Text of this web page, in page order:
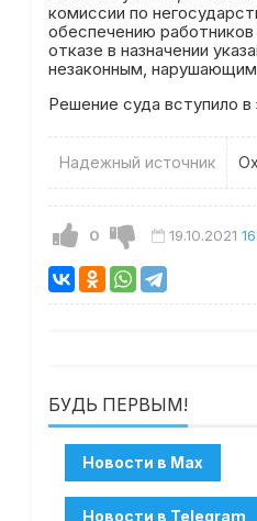
комиссии по
обеспечению
отказе в назначении
незаконным, нарушающим
Решение суда вступило в
Надежный источник
0 19.10.2021
БУДЬ ПЕРВЫМ!